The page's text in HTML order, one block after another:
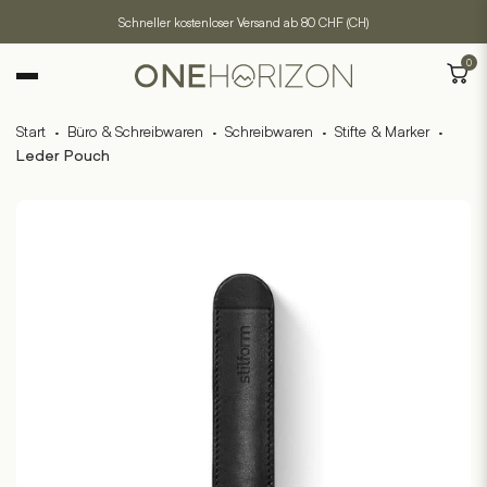
Schneller kostenloser Versand ab 80 CHF (CH)
0
Start · Büro & Schreibwaren · Schreibwaren · Stifte & Marker ·
Leder Pouch